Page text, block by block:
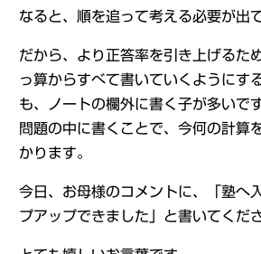
なると、順を追って考える必要が出
だから、より正答率を引き上げるた
っ算からすべて書いていくようにす
も、ノートの欄外に書く子が多いで
問題の中に書くことで、今何の計算
かります。
今日、お母様のコメントに、「塾へ
プアップできました」と書いてくだ